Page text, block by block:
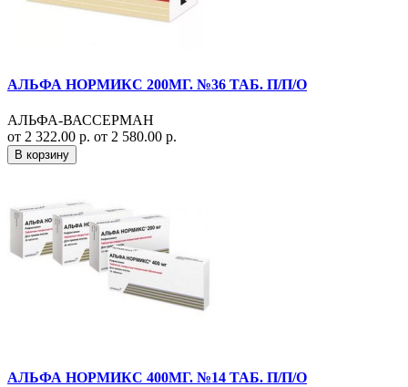
АЛЬФА НОРМИКС 200МГ. №36 ТАБ. П/П/О
АЛЬФА-ВАССЕРМАН
от 2 322.00 р. от 2 580.00 р.
В корзину
АЛЬФА НОРМИКС 400МГ. №14 ТАБ. П/П/О